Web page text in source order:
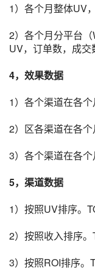
1）各个月整体UV
2）各个月分平台（
UV，订单数，成交
4，效果数据
1）各个渠道在各个
2）区各渠道在各个
3）各个渠道在各个
5，渠道数据
1）按照UV排序。
2）按照收入排序。
3）按照ROI排序。